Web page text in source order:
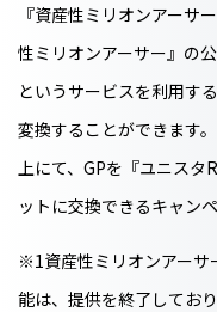
『資産性ミリオンアーサ
性ミリオンアーサー』の
というサービスを利用す
変換することができます
上にて、GPを『ユニス
ットに交換できるキャン
※1資産性ミリオンアー
能は、提供を終了してお